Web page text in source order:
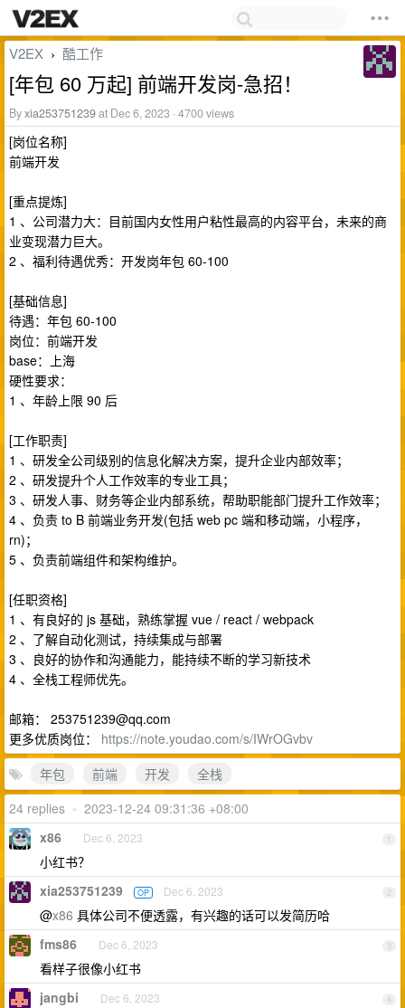
V2EX › 酷工作
[年包 60 万起] 前端开发岗-急招！
Byxia253751239at Dec 6, 2023 · 4700 views
[岗位名称]
前端开发
[重点提炼]
1 、公司潜力大：目前国内女性用户粘性最高的内容平台，未来的商
业变现潜力巨大。
2 、福利待遇优秀：开发岗年包 60-100
[基础信息]
待遇：年包 60-100
岗位：前端开发
base：上海
硬性要求：
1 、年龄上限 90 后
[工作职责]
1 、研发全公司级别的信息化解决方案，提升企业内部效率；
2 、研发提升个人工作效率的专业工具；
3 、研发人事、财务等企业内部系统，帮助职能部门提升工作效率；
4 、负责 to B 前端业务开发(包括 web pc 端和移动端，小程序，
rn)；
5 、负责前端组件和架构维护。
[任职资格]
1 、有良好的 js 基础，熟练掌握 vue / react / webpack
2 、了解自动化测试，持续集成与部署
3 、良好的协作和沟通能力，能持续不断的学习新技术
4 、全栈工程师优先。
邮箱： 253751239@qq.com
更多优质岗位： https://note.youdao.com/s/IWrOGvbv
年包
前端 开发
全栈
24 replies • 2023-12-24 09:31:36 +08:00
1
x86 Dec 6, 2023
小红书？
2
xia253751239 OP Dec 6, 2023
@x86 具体公司不便透露，有兴趣的话可以发简历哈
3
fms86 Dec 6, 2023
看样子很像小红书
4
jangbi Dec 6, 2023